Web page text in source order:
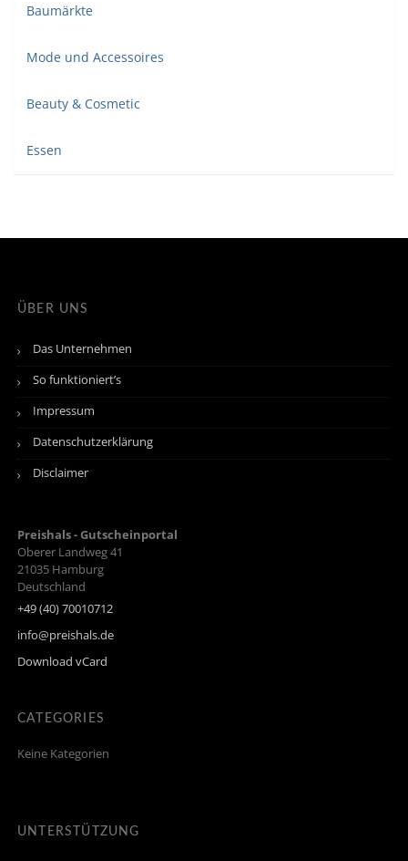
Baumärkte
Mode und Accessoires
Beauty & Cosmetic
Essen
ÜBER UNS
Das Unternehmen
So funktioniert’s
Impressum
Datenschutzerklärung
Disclaimer
Preishals - Gutscheinportal
Oberer Landweg 41
21035 Hamburg
Deutschland
+49 (40) 70010712
info@preishals.de
Download vCard
CATEGORIES
Keine Kategorien
UNTERSTÜTZUNG